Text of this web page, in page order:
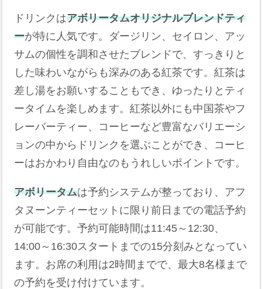
ドリンクはアボリータムオリジナルブレンドティ
ーが特に人気です。ダージリン、セイロン、アッ
サムの個性を調和させたブレンドで、すっきりと
した味わいながらも深みのある紅茶です。紅茶は
差し湯をお願いすることもでき、ゆったりとティ
ータイムを楽しめます。紅茶以外にも中国茶やフ
レーバーティー、コーヒーなど豊富なバリエーシ
ョンの中からドリンクを選ぶことができ、コーヒ
ーはおかわり自由なのもうれしいポイントです。
アボリータムは予約システムが整っており、アフ
タヌーンティーセットに限り前日までの電話予約
が可能です。予約可能時間は11:45～12:30、
14:00～16:30スタートまでの15分刻みとなってい
ます。お席の利用は2時間までで、最大8名様まで
の予約を受け付けています。